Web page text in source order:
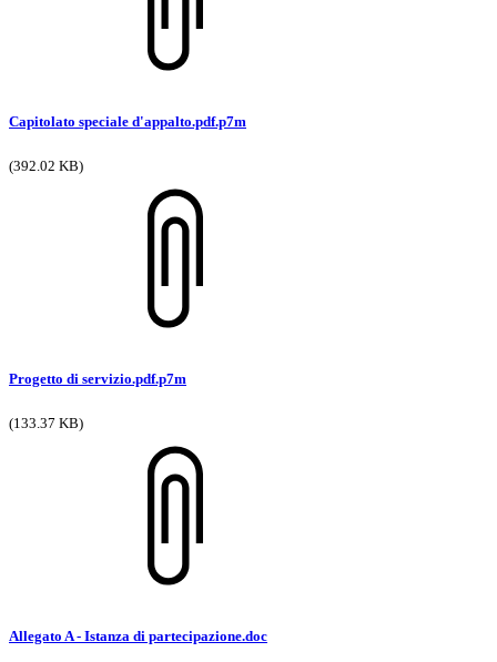
Capitolato speciale d'appalto.pdf.p7m
(392.02 KB)
Progetto di servizio.pdf.p7m
(133.37 KB)
Allegato A - Istanza di partecipazione.doc